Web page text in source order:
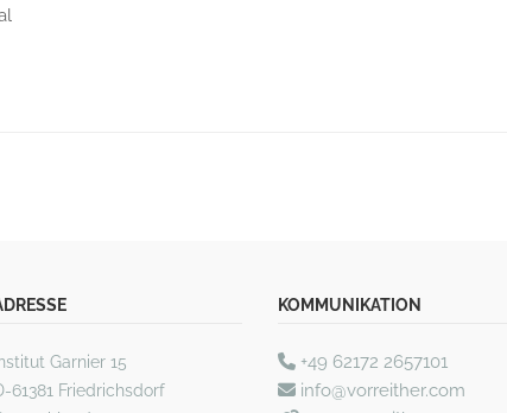
Garnier 15
61381 Friedrichsdorf
KOMMUNIKATION
+49 62172 2657101
info@vorreither.com